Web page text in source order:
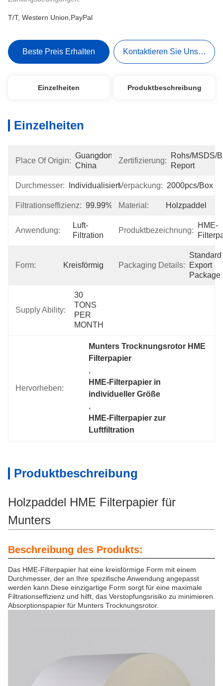
T/T, Western Union,PayPal
Beste Preis Erhalten Kontaktieren Sie Uns Jetzt
Einzelheiten Produktbeschreibung
Einzelheiten
Place Of Origin:
Guangdong,
China
Zertifizierung:
Rohs/MSDS/
Report
Durchmesser: IndividualisiertVerpackung: 2000pcs/box
Filtrationseffizienz: 99.99% Material: Holzpaddel
Anwendung:
Luft-
Filtration
Produktbezeichnung:
HME-
Form: Kreisförmig Packaging Details:
Standard
Export
Package
Supply Ability:
30
TONS
PER
MONTH
Hervorheben:
Munters Trocknungsrotor HME
Filterpapier
,
HME-Filterpapier in
individueller Größe
,
HME-Filterpapier zur
Luftfiltration
Produktbeschreibung
Holzpaddel HME Filterpapier für
Munters
Beschreibung des Produkts:
Das HME-Filterpapier hat eine kreisförmige Form mit einem
Durchmesser, der an Ihre spezifische Anwendung angepasst
werden kann.Diese einzigartige Form sorgt für eine maximale
Filtrationseffizienz und hilft, das Verstopfungsrisiko zu minimieren.
Absorptionspapier für Munters Trocknungsrotor.